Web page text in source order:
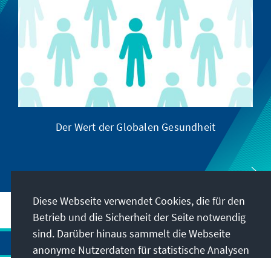
Der Wert der Globalen Gesundheit
Diese Webseite verwendet Cookies, die für den
Betrieb und die Sicherheit der Seite notwendig
sind. Darüber hinaus sammelt die Webseite
anonyme Nutzerdaten für statistische Analysen